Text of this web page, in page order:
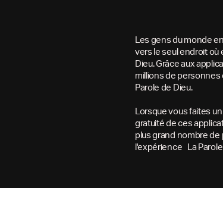
Les gens du monde
vers le seul endroit où
Dieu. Grâce aux
millions de
Parole de Dieu.
Lorsque vous faites
gratuité de ces
plus grand nombre
l'expérience La